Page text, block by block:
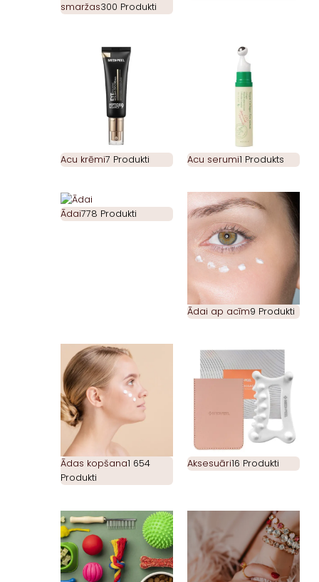
smaržas300 Produkti
Acu krēmi7 Produkti Acu serumi1 Produkts
Ādai778 Produkti
Ādai ap acīm9 Produkti
Ādas kopšana1 654
Produkti
Aksesuāri16 Produkti